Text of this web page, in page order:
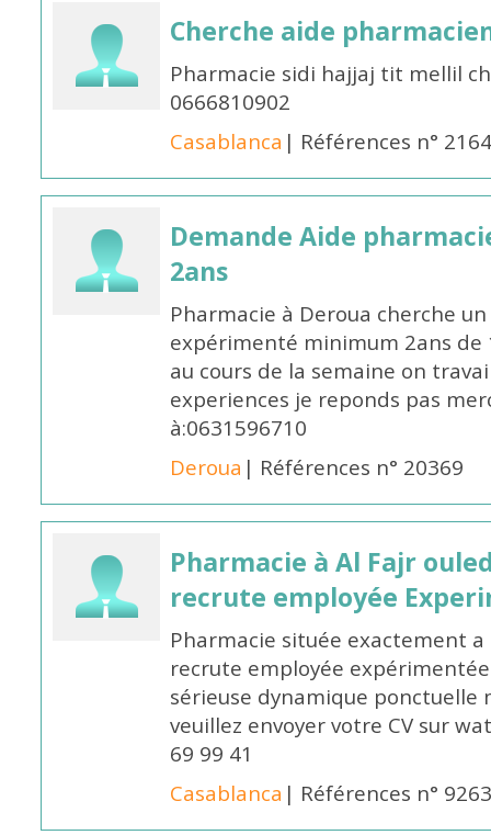
Cherche aide
Pharmacie sidi hajjaj tit mellil
0666810902
Casablanca | Références n°
Demande Aide
2ans
Pharmacie à Deroua cherche
expérimenté minimum 2ans
au cours de la semaine on
experiences je reponds pas
à:0631596710
Deroua | Références n° 20369
Pharmacie à Al Fajr
recrute employée
Pharmacie située exactement
recrute employée
sérieuse dynamique ponctuelle
veuillez envoyer votre CV sur
69 99 41
Casablanca | Références n°